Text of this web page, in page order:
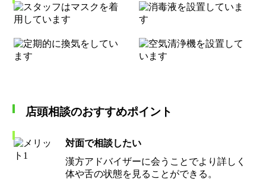
店頭相談のおすすめポイント
対面で相談したい
漢方アドバイザーに会うことでより詳しく
体や舌の状態を見ることができる。